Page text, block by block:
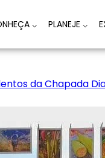
⌵ PLANEJE ⌵
da Chapada